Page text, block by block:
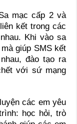
mạc cấp 2 và
kết trong các
Khi vào sa
giúp SMS kết
đào tạo ra
với sứ mạng
các em yêu
học hỏi, trò